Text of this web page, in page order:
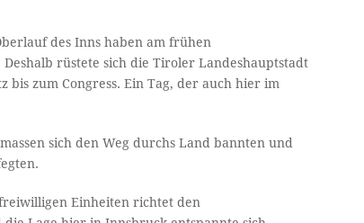
des Inns haben am frühen
rüstete sich die Tiroler Landeshauptstadt
zum Congress. Ein Tag, der auch hier im
sich den Weg durchs Land bannten und
Einheiten richtet den